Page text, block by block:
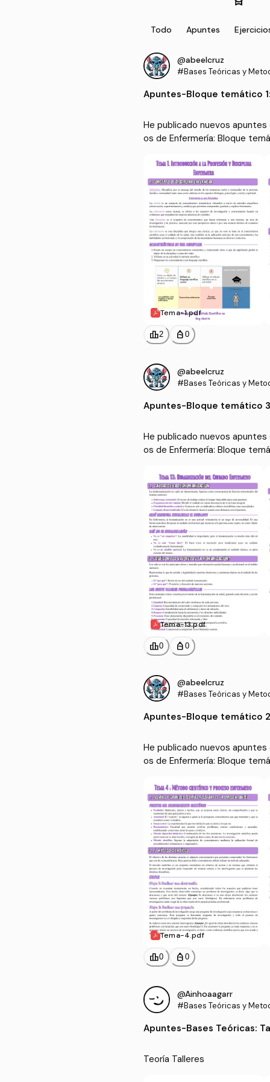
Todo Apuntes
@abeelcruz
#Bases Teóricas y
Apuntes-Bloque temático
He publicado nuevos
os de Enfermería: Bloque
Tema-1.pdf
leaderboard2 personal_bag 0
@abeelcruz
#Bases Teóricas y
Apuntes-Bloque temático
He publicado nuevos
os de Enfermería: Bloque
Tema-13.pdf
leaderboard0 personal_bag 0
@abeelcruz
#Bases Teóricas y
Apuntes-Bloque temático
He publicado nuevos
os de Enfermería: Bloque
Tema-4.pdf
leaderboard0 personal_bag 0
@Ainhoaagarr
#Bases Teóricas y
Apuntes-Bases Teóricas: